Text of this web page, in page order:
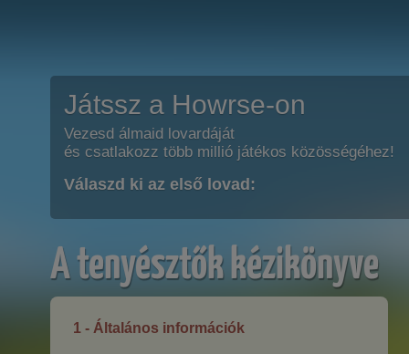
Játssz a Howrse-on
Vezesd álmaid lovardáját
és csatlakozz több millió játékos közösségéhez!
Válaszd ki az első lovad:
A tenyésztők kézikönyve
1 - Általános információk